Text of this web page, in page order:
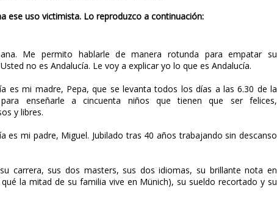
ese uso victimista. Lo reproduzco a continuación:
Me permito hablarle de manera rotunda para empatar su
no es Andalucía. Le voy a explicar yo lo que es Andalucía.
es mi madre, Pepa, que se levanta todos los días a las 6.30 de la
enseñarle a cincuenta niños que tienen que ser felices,
y libres.
es mi padre, Miguel. Jubilado tras 40 años trabajando sin descanso
carrera, sus dos masters, sus dos idiomas, su brillante nota en
la mitad de su familia vive en Münich), su sueldo recortado y su